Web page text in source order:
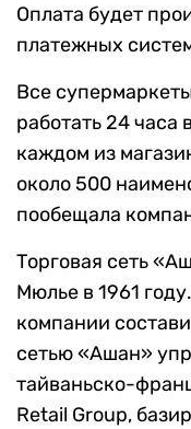
Оплата будет
платежных
Все
работать 24 часа
каждом из
около 500
пообещала
Торговая сеть
Мюлье в 1961
компании
сетью «Ашан»
тайваньско-
Retail Group,